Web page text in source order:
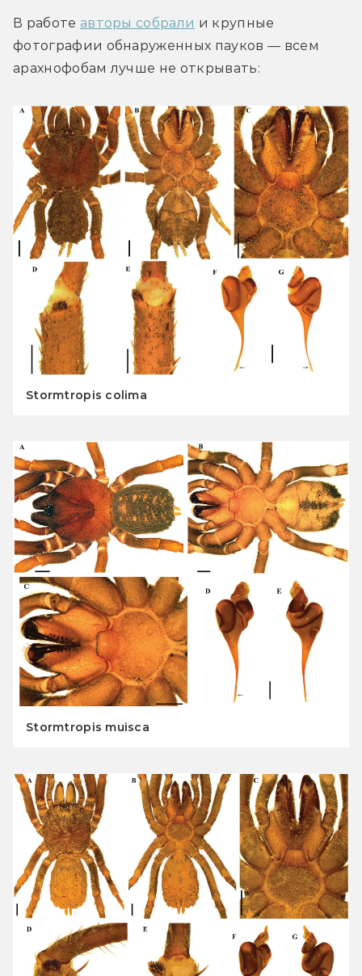
В работе авторы собрали и крупные
фотографии обнаруженных пауков — всем
арахнофобам лучше не открывать:
Stormtropis colima
Stormtropis muisca